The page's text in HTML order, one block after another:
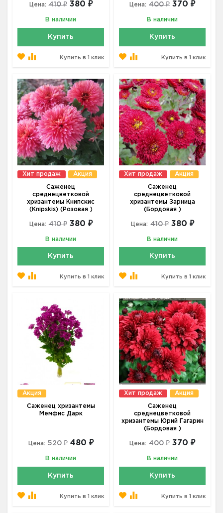
Цена: 410 ₽ 380 ₽
В наличии
Купить
Купить в 1 клик
Цена: 400 ₽ 370 ₽
В наличии
Купить
Купить в 1 клик
Хит продаж Акция
Саженец
среднецветковой
хризантемы Книпскис
(Knipskis) (Розовая )
Цена: 410 ₽ 380 ₽
В наличии
Купить
Купить в 1 клик
Хит продаж Акция
Саженец
среднецветковой
хризантемы Зарница
(Бордовая )
Цена: 410 ₽ 380 ₽
В наличии
Купить
Купить в 1 клик
Акция
Саженец хризантемы
Мемфис Дарк
Цена: 520 ₽ 480 ₽
В наличии
Купить
Купить в 1 клик
Хит продаж Акция
Саженец
среднецветковой
хризантемы Юрий Гагарин
(Бордовая )
Цена: 400 ₽ 370 ₽
В наличии
Купить
Купить в 1 клик